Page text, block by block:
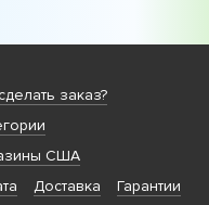
заказ?
США
Доставка
Гарантии